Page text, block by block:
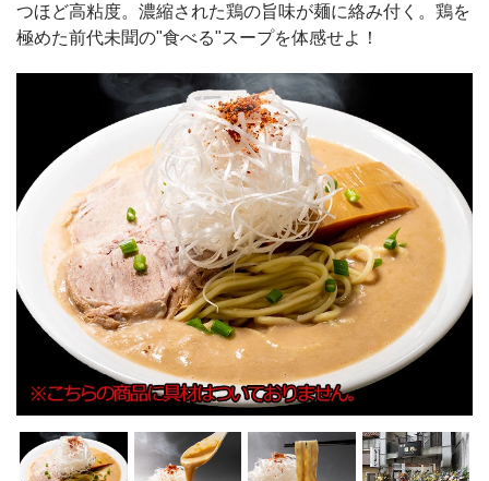
つほど高粘度。濃縮された鶏の旨味が麺に絡み付く。鶏を
極めた前代未聞の"食べる"スープを体感せよ！